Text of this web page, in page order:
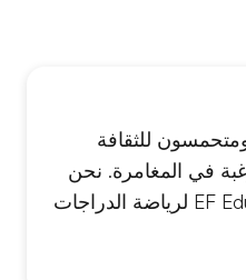
للثقافة
في المغامرة. نحن
فريق EF Education-EasyPost لرياضة الدراجات